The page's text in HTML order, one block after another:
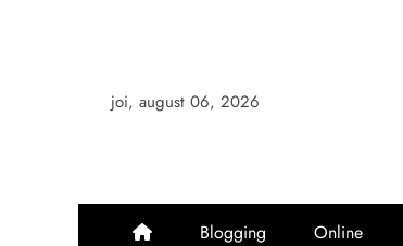
joi, august 06, 2026
Blogging Online